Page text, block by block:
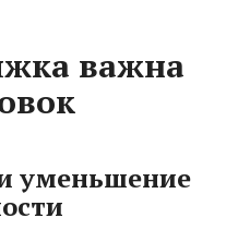
важна
уменьшение